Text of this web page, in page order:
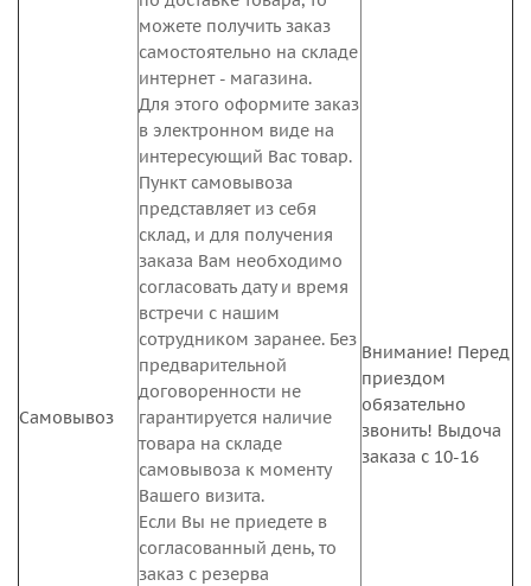
Самовывоз
можете получить заказ
самостоятельно на складе
интернет - магазина.
Для этого оформите заказ
в электронном виде на
интересующий Вас товар.
Пункт самовывоза
представляет из себя
склад, и для получения
заказа Вам необходимо
согласовать дату и время
встречи с нашим
сотрудником заранее. Без
предварительной
договоренности не
гарантируется наличие
товара на складе
самовывоза к моменту
Вашего визита.
Если Вы не приедете в
согласованный день, то
заказ с резерва
Внимание! Перед
приездом
обязательно
звонить! Выдоча
заказа с 10-16